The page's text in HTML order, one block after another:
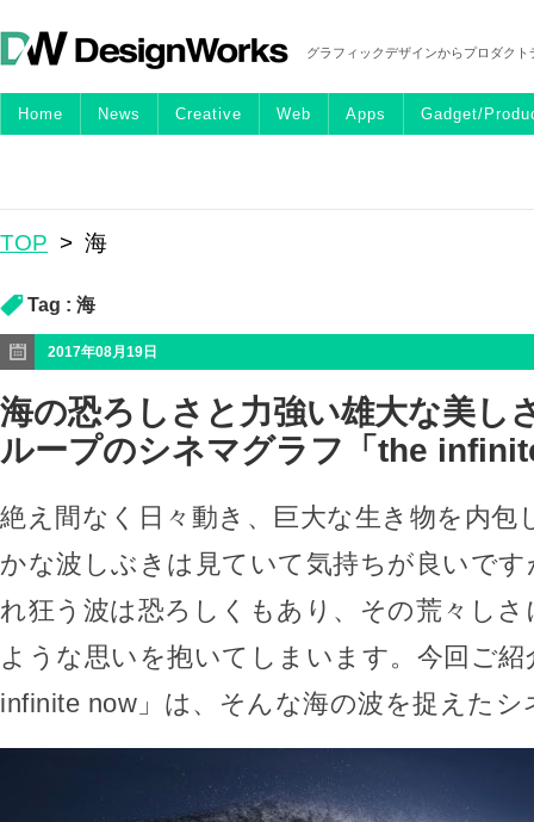
グラフィックデザインからプロダク
Home News Creative Web Apps Gadget/
TOP > 海
Tag : 海
2017年08月19日
海の恐ろしさと力強い雄大な美し
ループのシネマグラフ「the
絶え間なく日々動き、巨大な生き物を内包
かな波しぶきは見ていて気持ちが良いで
れ狂う波は恐ろしくもあり、その荒々し
ような思いを抱いてしまいます。今回ご紹
infinite now」は、そんな海の波を捉えた